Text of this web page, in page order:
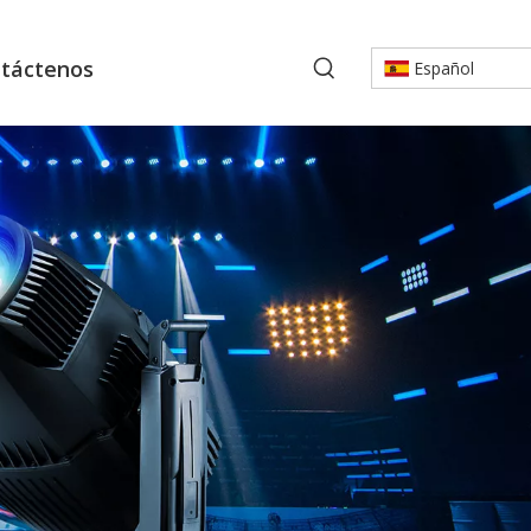
Español